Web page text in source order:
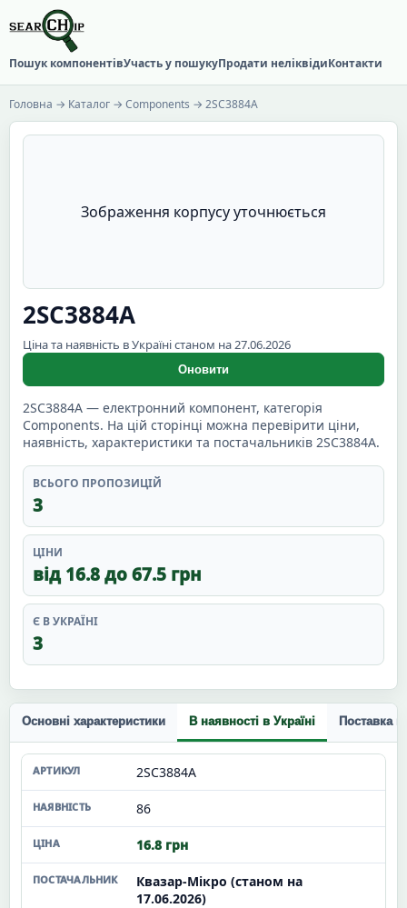
Пошук компонентівУчасть у пошукуПродати неліквідиКонтакти
Головна → Каталог → Components → 2SC3884A
Зображення корпусу уточнюється
2SC3884A
Ціна та наявність в Україні станом на 27.06.2026
Оновити
2SC3884A — електронний компонент, категорія
Components. На цій сторінці можна перевірити ціни,
наявність, характеристики та постачальників 2SC3884A.
ВСЬОГО ПРОПОЗИЦІЙ
3
ЦІНИ
від 16.8 до 67.5 грн
Є В УКРАЇНІ
3
Основні характеристики В наявності в Україні Поставка
2SC3884A
86
16.8 грн
Квазар-Мікро (станом на
17.06.2026)